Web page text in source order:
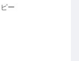
ー